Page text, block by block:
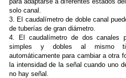
solo canal.
3. El caudalímetro de doble canal
de tuberías de gran diámetro.
4. El caudalímetro de dos canales
simples y dobles al mismo
automáticamente para cambiar a otra
la intensidad de la señal cuando uno
no hay señal.